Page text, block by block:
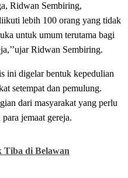
Ridwan Sembiring,
lebih 100 orang yang tidak
untuk umum terutama bagi
Ridwan Sembiring.
ini digelar bentuk kepedulian
setempat dan pemulung.
dari masyarakat yang perlu
jemaat gereja.
Tiba di Belawan